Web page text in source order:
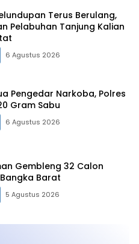
Terus Berulang,
Pelabuhan Tanjung Kalian
6 Agustus 2026
Pengedar Narkoba, Polres
Gram Sabu
6 Agustus 2026
Gembleng 32 Calon
Barat
5 Agustus 2026